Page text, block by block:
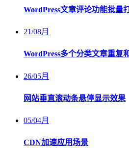
WordPress文章评论功能批量
21/08月
WordPress多个分类文章重复
26/05月
网站垂直滚动条悬停显示效果
05/04月
CDN加速应用场景